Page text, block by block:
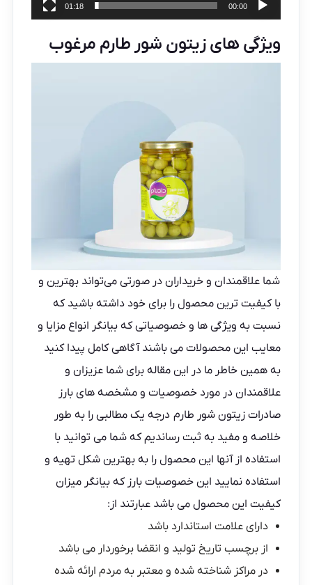
00:00
01:18
ویژگی های زیتون شور طارم مرغوب
شما علاقمندان و خریداران در صورتی می‌تواند بهترین و
با کیفیت ترین محصول را برای خود داشته باشید که
نسبت به ویژگی ها و خصوصیاتی که بیانگر انواع مزایا و
معایب این محصولات می باشند آگاهی کامل پیدا کنید
به همین خاطر ما در این مقاله برای شما عزیزان و
علاقمندان در مورد خصوصیات و مشخصه های بارز
صادرات زیتون شور طارم درجه یک مطالبی را به طور
خلاصه و مفید به ثبت رساندیم که شما می توانید با
استفاده از آنها این محصول را به بهترین شکل تهیه و
استفاده نمایید این خصوصیات بارز که بیانگر میزان
کیفیت این محصول می باشد عبارتند از:
دارای علامت استاندارد باشد
از برچسب تاریخ تولید و انقضا برخوردار می باشد
در مراکز شناخته شده و معتبر به مردم ارائه شده